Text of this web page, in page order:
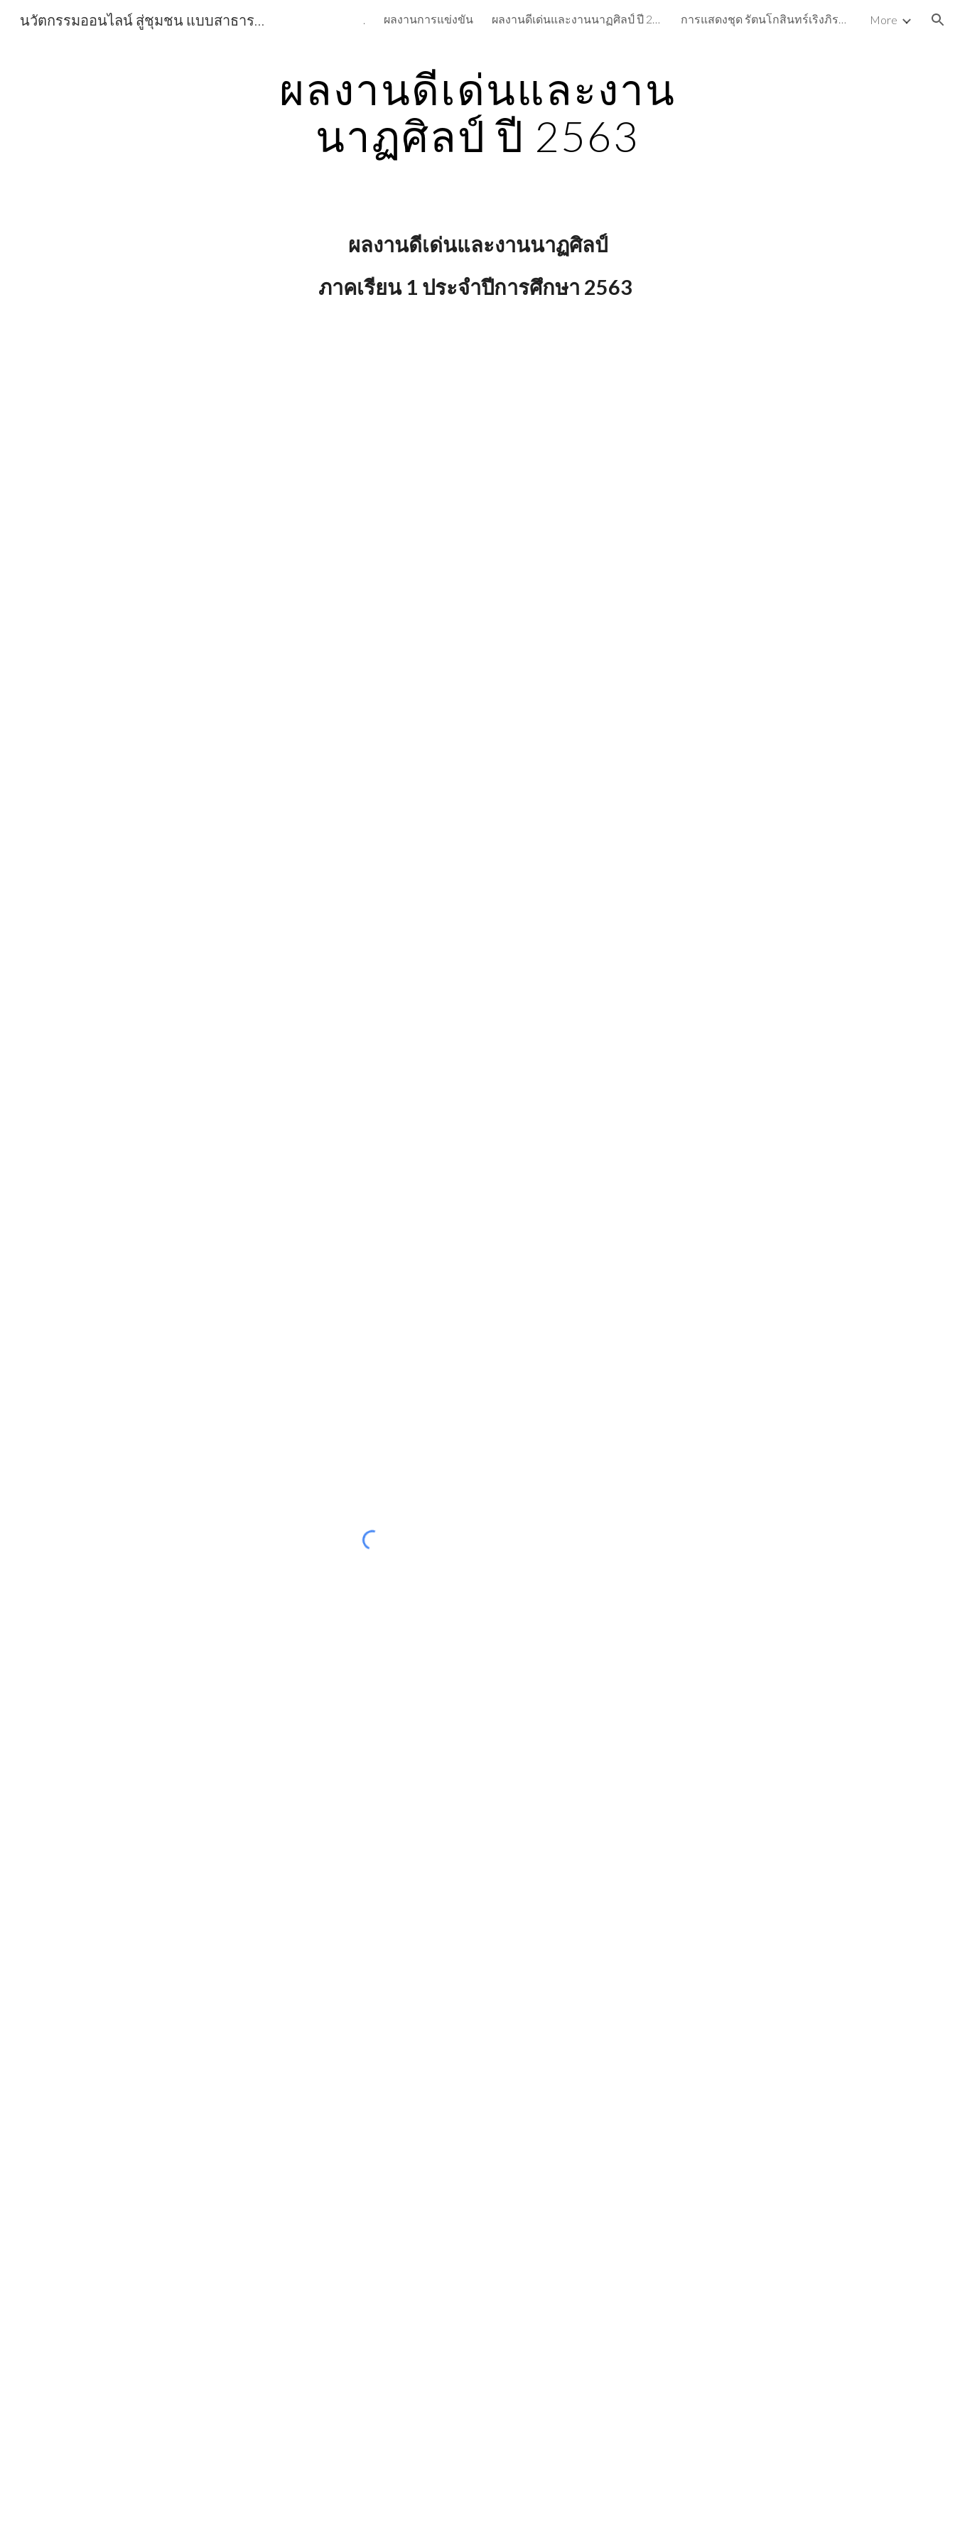
Skip to main content Skip to navigation
นวัตกรรมออนไลน์ สู่ชุมชน แบบสาธารณะ สื่อการเรียนการสอน วิชาศิลปะ กลุ่มสาระการเรียนรู้ศิลปะ โรงเรียนสุราษฎร์พิทยา สื่อการเรียนการสอน วิชาศิลปะ กลุ่มสาระการเรียนรู้ศิลปะ โรงเรียนสุราษฎร์พิทยา . ผลงานการแข่งขัน ผลงานดีเด่นและงานนาฏศิลป์ ปี 2563 การแสดงชุด รัตนโกสินทร์เริงภิรมย์ More
ผลงานดีเด่นและงาน
นาฏศิลป์ ปี 2563
ผลงานดีเด่นและงานนาฏศิลป์
ภาคเรียน 1 ประจำปีการศึกษา 2563